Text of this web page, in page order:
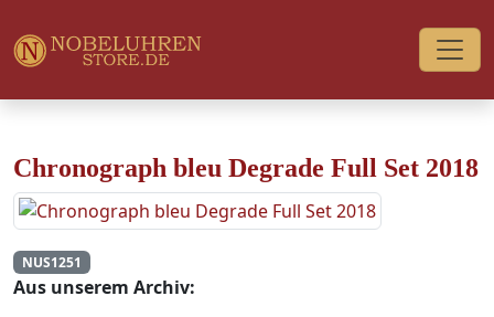
Chronograph bleu Degrade Full Set 2018
NUS1251
Aus unserem Archiv: